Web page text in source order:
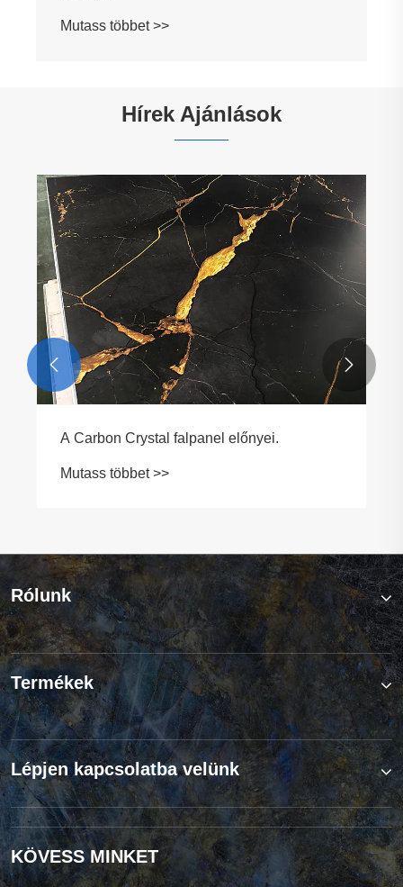
Mutass többet >>
Hírek Ajánlások
A Carbon Crystal falpanel előnyei.
Mutass többet >>
 
Rólunk
Termékek
Lépjen kapcsolatba velünk
KÖVESS MINKET